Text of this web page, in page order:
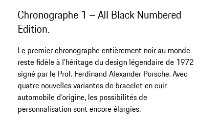
Chronographe 1 – All Black Numbered
Edition.
Le premier chronographe entièrement noir au monde
reste fidèle à l’héritage du design légendaire de 1972
signé par le Prof. Ferdinand Alexander Porsche. Avec
quatre nouvelles variantes de bracelet en cuir
automobile d’origine, les possibilités de
personnalisation sont encore élargies.